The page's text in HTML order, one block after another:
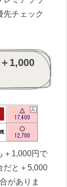
先チェック
1,000
＋1,000円で
だと＋5,000
がありま